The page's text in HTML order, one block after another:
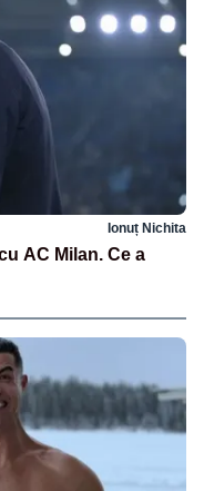
Ionuț Nichita
AC Milan. Ce a